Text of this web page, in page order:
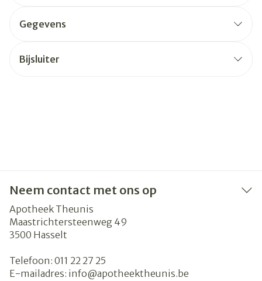
Gegevens
Bijsluiter
Neem contact met ons op
Apotheek Theunis
Maastrichtersteenweg 49
3500 Hasselt
Telefoon: 011 22 27 25
E-mailadres: info@apotheektheunis.be